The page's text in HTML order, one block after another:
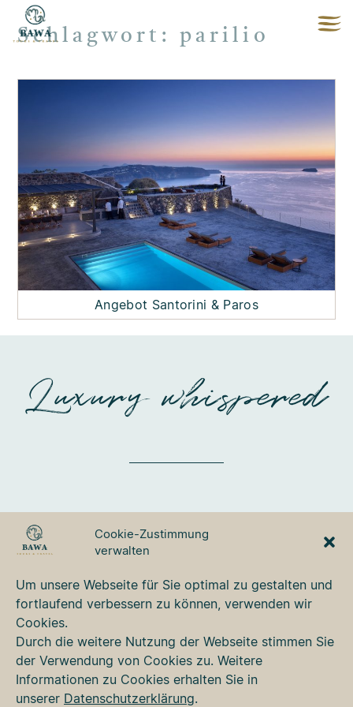
Cookie-Zustimmung
verwalten
Um unsere Webseite für Sie optimal zu gestalten und
fortlaufend verbessern zu können, verwenden wir
Cookies.
Durch die weitere Nutzung der Webseite stimmen Sie
der Verwendung von Cookies zu. Weitere
Informationen zu Cookies erhalten Sie in
unserer Datenschutzerklärung.
Schlagwort: parilio
Angebot Santorini & Paros
Luxury whispered
GmbH
Tel. +49 8331 76 42 49
bawa@bawa.de
www.bawa.de
Kontakt
Newsletter